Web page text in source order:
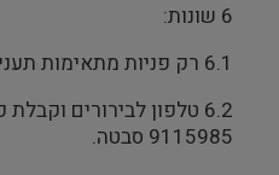
6 שונות:
6.1 רק פניות מתאימות תענינה.
9115985 סבטה.